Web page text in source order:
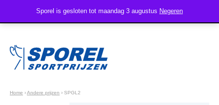
Home ›Andere prijzen › SPGL2
Sporel is gesloten tot maandag 3 augustus Negeren